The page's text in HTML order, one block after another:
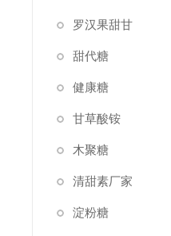
罗汉果甜甘
甜代糖
健康糖
甘草酸铵
木聚糖
清甜素厂家
淀粉糖